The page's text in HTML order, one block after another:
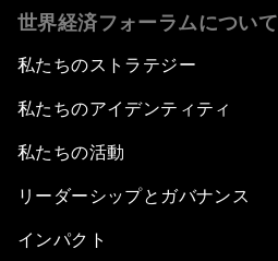
世界経済フォーラムについて
私たちのストラテジー
私たちのアイデンティティ
私たちの活動
リーダーシップとガバナンス
インパクト